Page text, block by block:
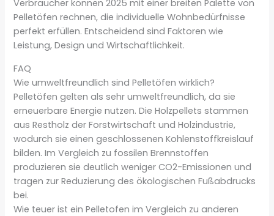
Verbraucher können 2025 mit einer breiten Palette von
Pelletöfen rechnen, die individuelle Wohnbedürfnisse
perfekt erfüllen. Entscheidend sind Faktoren wie
Leistung, Design und Wirtschaftlichkeit.
FAQ
Wie umweltfreundlich sind Pelletöfen wirklich?
Pelletöfen gelten als sehr umweltfreundlich, da sie
erneuerbare Energie nutzen. Die Holzpellets stammen
aus Restholz der Forstwirtschaft und Holzindustrie,
wodurch sie einen geschlossenen Kohlenstoffkreislauf
bilden. Im Vergleich zu fossilen Brennstoffen
produzieren sie deutlich weniger CO2-Emissionen und
tragen zur Reduzierung des ökologischen Fußabdrucks
bei.
Wie teuer ist ein Pelletofen im Vergleich zu anderen